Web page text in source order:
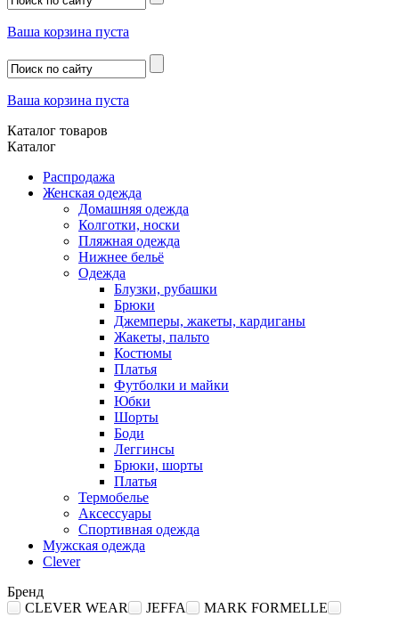
Ваша корзина пуста
Ваша корзина пуста
Каталог товаров
Каталог
Распродажа
Женская одежда
Домашняя одежда
Колготки, носки
Пляжная одежда
Нижнее бельё
Одежда
Блузки, рубашки
Брюки
Джемперы, жакеты, кардиганы
Жакеты, пальто
Костюмы
Платья
Футболки и майки
Юбки
Шорты
Боди
Леггинсы
Брюки, шорты
Платья
Термобелье
Аксессуары
Спортивная одежда
Мужская одежда
Clever
Бренд
CLEVER WEAR
JEFFA
MARK FORMELLE